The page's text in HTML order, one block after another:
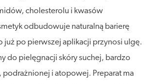
cholesterolu i kwasów
odbudowuje naturalną barierę
już po pierwszej aplikacji przynosi ulgę.
do pielęgnacji skóry suchej, bardzo
podrażnionej i atopowej. Preparat ma